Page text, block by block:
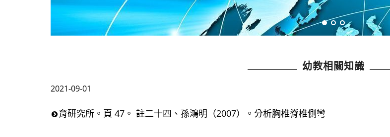
幼教相關知識
2021-09-01
育研究所。頁 47。 註二十四、孫鴻明（2007）。分析胸椎脊椎側彎